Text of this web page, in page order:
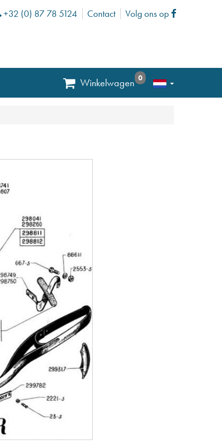
Phone
+32 (0) 87 78 5124 Contact Volg ons op Facebook
Winkelwagen 0